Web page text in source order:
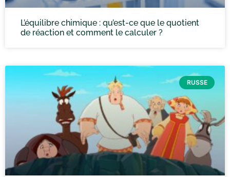
L’équilibre chimique : qu’est-ce que le quotient
de réaction et comment le calculer ?
RUSSE